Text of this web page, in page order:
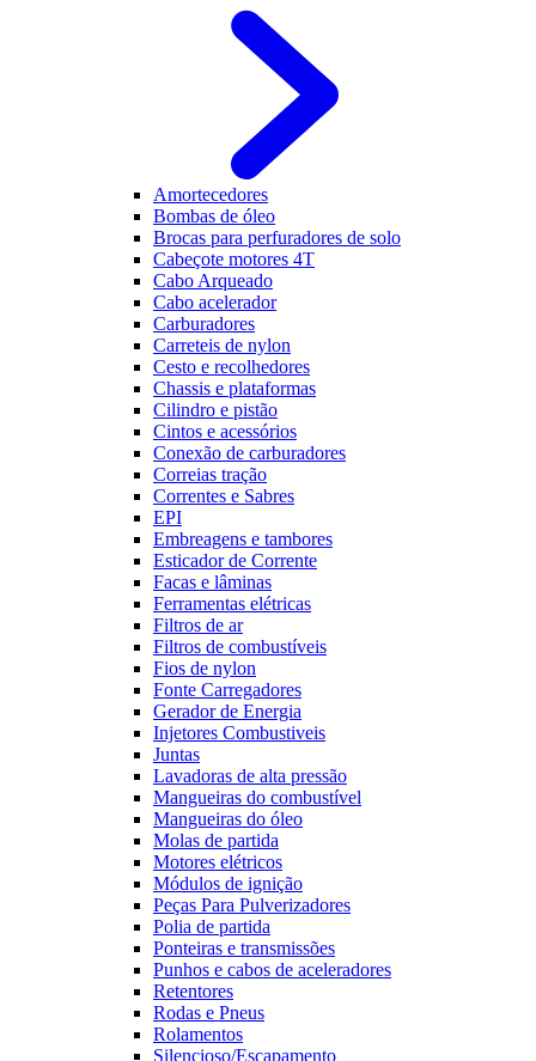
Amortecedores
Bombas de óleo
Brocas para perfuradores de solo
Cabeçote motores 4T
Cabo Arqueado
Cabo acelerador
Carburadores
Carreteis de nylon
Cesto e recolhedores
Chassis e plataformas
Cilindro e pistão
Cintos e acessórios
Conexão de carburadores
Correias tração
Correntes e Sabres
EPI
Embreagens e tambores
Esticador de Corrente
Facas e lâminas
Ferramentas elétricas
Filtros de ar
Filtros de combustíveis
Fios de nylon
Fonte Carregadores
Gerador de Energia
Injetores Combustiveis
Juntas
Lavadoras de alta pressão
Mangueiras do combustível
Mangueiras do óleo
Molas de partida
Motores elétricos
Módulos de ignição
Peças Para Pulverizadores
Polia de partida
Ponteiras e transmissões
Punhos e cabos de aceleradores
Retentores
Rodas e Pneus
Rolamentos
Silencioso/Escapamento